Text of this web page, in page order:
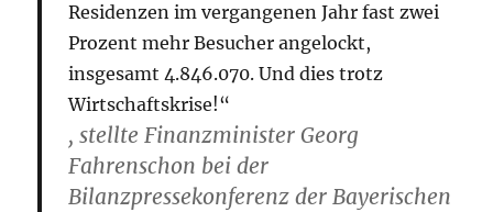
Residenzen im vergangenen Jahr fast zwei
Prozent mehr Besucher angelockt,
insgesamt 4.846.070. Und dies trotz
Wirtschaftskrise!“
, stellte Finanzminister Georg
Fahrenschon bei der
Bilanzpressekonferenz der Bayerischen